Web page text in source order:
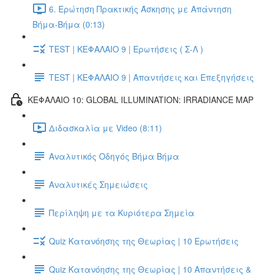
6. Ερώτηση Πρακτικής Άσκησης με Απάντηση
Βήμα-Βήμα (0:13)
TEST | ΚΕΦΑΛΑΙΟ 9 | Ερωτήσεις ( Σ-Λ )
TEST | ΚΕΦΑΛΑΙΟ 9 | Απαντήσεις και Επεξηγήσεις
ΚΕΦΑΛΑΙΟ 10: GLOBAL ILLUMINATION: IRRADIANCE MAP
Διδασκαλία με Video (8:11)
Αναλυτικός Οδηγός Βήμα Βήμα
Αναλυτικές Σημειώσεις
Περίληψη με τα Κυριότερα Σημεία
Quiz Κατανόησης της Θεωρίας | 10 Ερωτήσεις
Quiz Κατανόησης της Θεωρίας | 10 Απαντήσεις &